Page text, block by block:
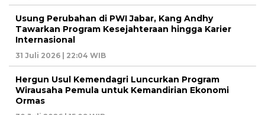
Usung Perubahan di PWI Jabar, Kang Andhy
Tawarkan Program Kesejahteraan hingga Karier
Internasional
31 Juli 2026 | 22:04 WIB
Hergun Usul Kemendagri Luncurkan Program
Wirausaha Pemula untuk Kemandirian Ekonomi
Ormas